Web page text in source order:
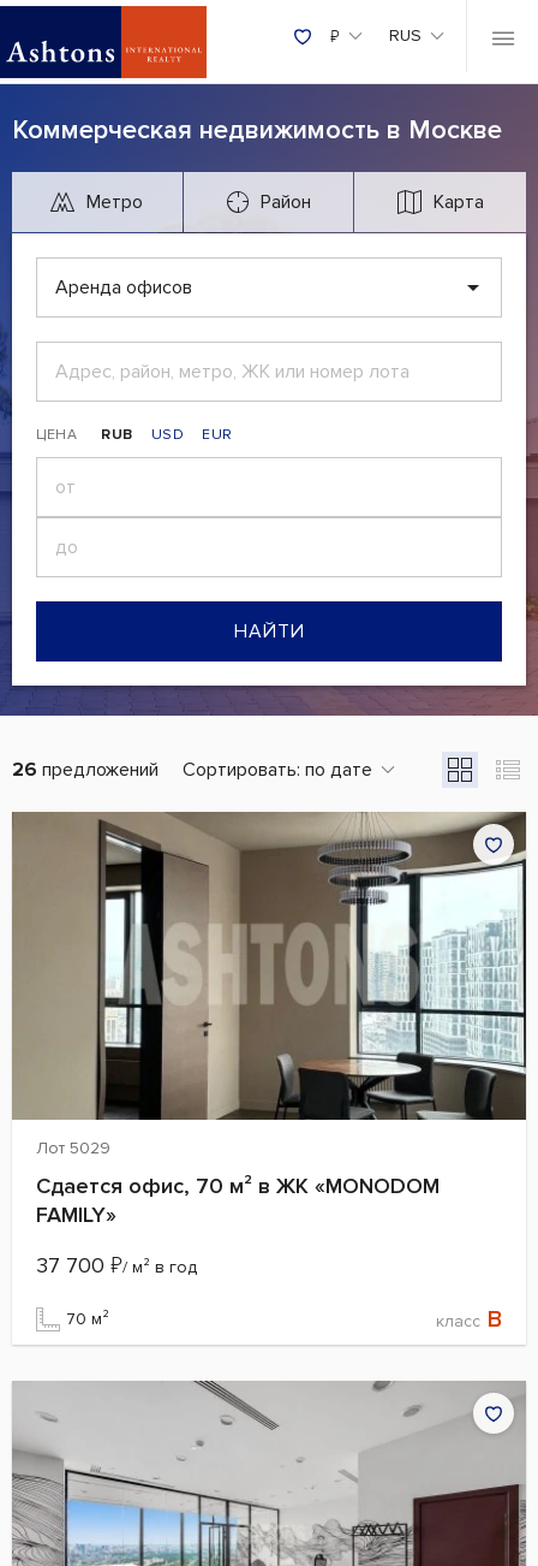
₽ RUS
Коммерческая недвижимость в Москве
Метро Район Карта
Аренда офисов
ЦЕНА RUB USD EUR
НАЙТИ
26 предложений Сортировать: по дате
Лот 5029
Сдается офис, 70 м² в ЖК «MONODOM
FAMILY»
37 700 ₽/ м² в год
70 м² класс B